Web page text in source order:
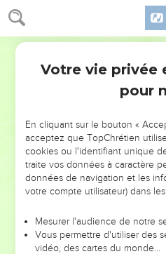
1 Samuel 13
avec eux, se tenaient à
étaient campés à Micmas.
Et il sortit trois bandes du
dégât ; l'une de ces bandes prit
L'autre bande prit le chemin
prit le chemin de la frontière qui
Tsébohim, du côté du désert.
Or dans tout le pays d'Israël
forgeron ; car les Philistins
les Hébreux ne fassent des
chacun pour aiguiser son soc,
hoyau ;
Votre vie privée
pour
En cliquant sur le bouton «
acceptez que TopChrétien
cookies ou l'identifiant unique
traite vos données à caractère
données de navigation et les
votre compte utilisateur) dans
Mesurer l'audience de notre
Vous permettre d'utiliser des
vidéo, des cartes du monde…